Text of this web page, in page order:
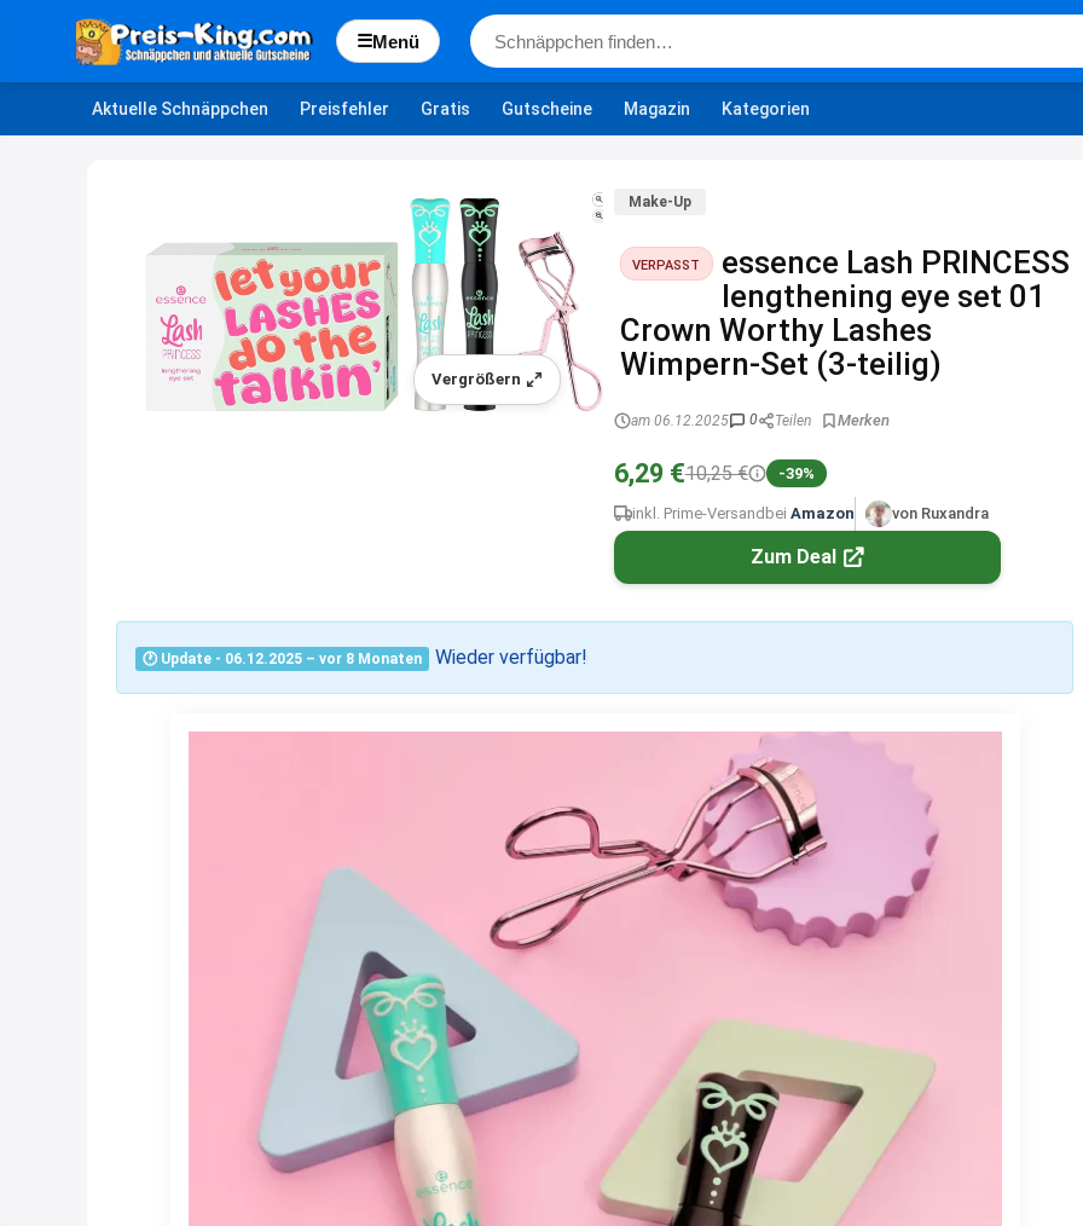
☰Menü
Aktuelle Schnäppchen Preisfehler Gratis Gutscheine Magazin Kategorien
Vergrößern
Make-Up
VERPASST
essence Lash PRINCESS
lengthening eye set 01
Crown Worthy Lashes
Wimpern-Set (3-teilig)
am 06.12.2025 0 Teilen
6,29 €10,25 € -39%
inkl. Prime-Versand bei Amazon von Ruxandra
Zum Deal
🕐 Update - 06.12.2025 – vor 8 Monaten Wieder verfügbar!